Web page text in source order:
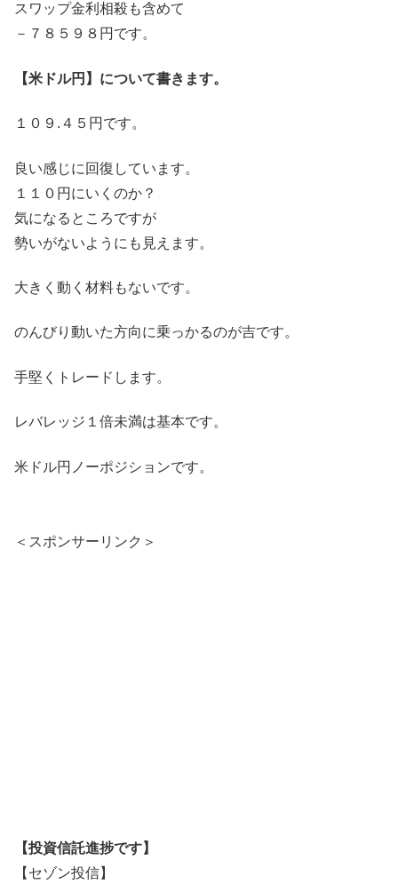
スワップ金利相殺も含めて
－７８５９８円です。
【米ドル円】について書きます。
１０９.４５円です。
良い感じに回復しています。
１１０円にいくのか？
気になるところですが
勢いがないようにも見えます。
大きく動く材料もないです。
のんびり動いた方向に乗っかるのが吉です。
手堅くトレードします。
レバレッジ１倍未満は基本です。
米ドル円ノーポジションです。
＜スポンサーリンク＞
【投資信託進捗です】
【セゾン投信】